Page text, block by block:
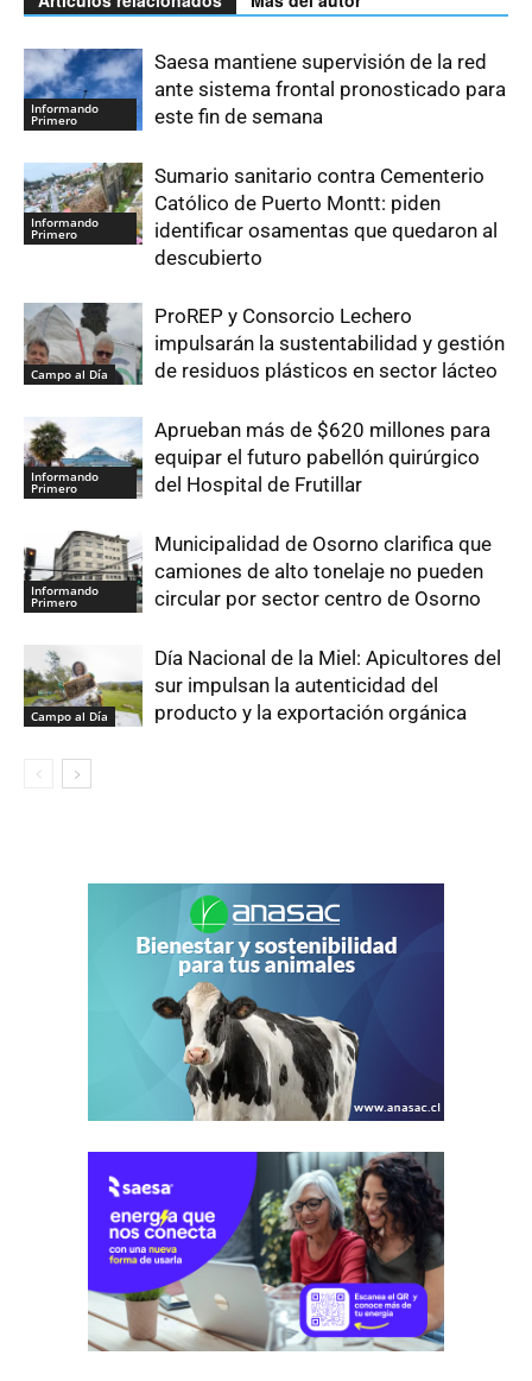
Informando
Primero
Saesa mantiene supervisión de la red
ante sistema frontal pronosticado para
este fin de semana
Informando
Primero
Sumario sanitario contra Cementerio
Católico de Puerto Montt: piden
identificar osamentas que quedaron al
descubierto
Campo al Día
ProREP y Consorcio Lechero
impulsarán la sustentabilidad y gestión
de residuos plásticos en sector lácteo
Informando
Primero
Aprueban más de $620 millones para
equipar el futuro pabellón quirúrgico
del Hospital de Frutillar
Informando
Primero
Municipalidad de Osorno clarifica que
camiones de alto tonelaje no pueden
circular por sector centro de Osorno
Campo al Día
Día Nacional de la Miel: Apicultores del
sur impulsan la autenticidad del
producto y la exportación orgánica